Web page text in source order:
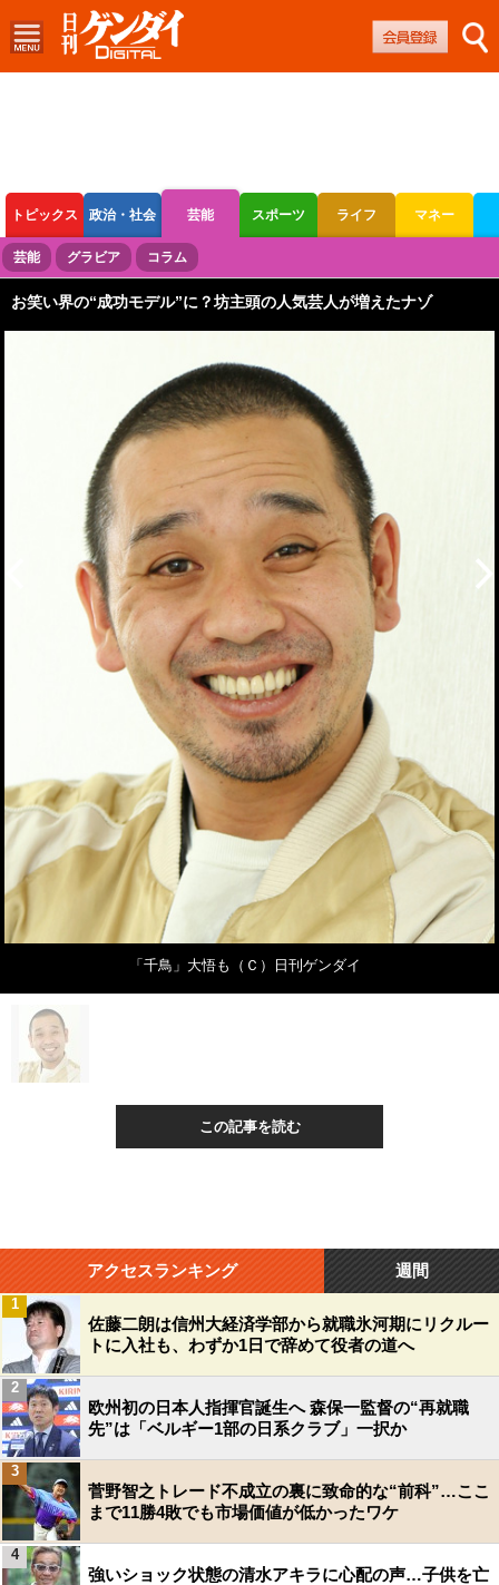
トピックス 政治・社会 芸能 スポーツ ライフ マネー
ボートレース 競輪 オートレース
芸能 グラビア コラム
お笑い界の“成功モデル”に？坊主頭の人気芸人が増えたナゾ
「千鳥」大悟も（Ｃ）日刊ゲンダイ
この記事を読む
アクセスランキング 週間
佐藤二朗は信州大経済学部から就職氷河期にリクルー
トに入社も、わずか1日で辞めて役者の道へ
1
欧州初の日本人指揮官誕生へ 森保一監督の“再就職
先”は「ベルギー1部の日系クラブ」一択か
2
菅野智之トレード不成立の裏に致命的な“前科”…ここ
まで11勝4敗でも市場価値が低かったワケ
3
強いショック状態の清水アキラに心配の声…子供を亡
4